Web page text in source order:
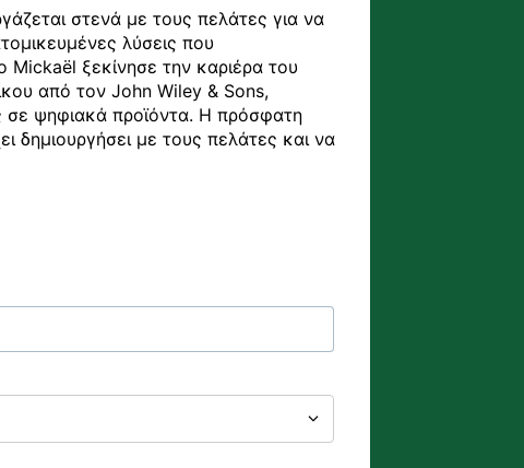
στενά με τους πελάτες για να
λύσεις που
Mickaël ξεκίνησε την καριέρα του
από τον John Wiley & Sons,
σε ψηφιακά προϊόντα. Η πρόσφατη
δημιουργήσει με τους πελάτες και να